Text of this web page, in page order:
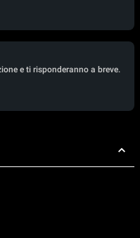
e ti risponderanno a breve.